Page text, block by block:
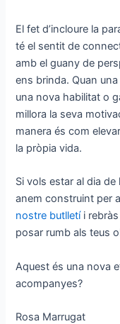
El fet d’incloure la
té el sentit de
amb el guany de
ens brinda. Quan
una nova habilitat o
millora la seva
manera és com
la pròpia vida.
Si vols estar al dia
anem construint per
nostre butlletíi
posar rumb als teus
Aquest és una nova
acompanyes?
Rosa Marrugat